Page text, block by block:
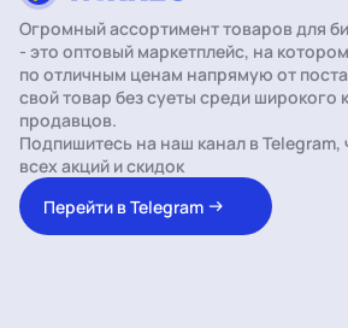
Огромный ассортимент товаров для
- это оптовый маркетплейс, на
по отличным ценам напрямую от
свой товар без суеты среди широкого
продавцов.
Подпишитесь на наш канал в Telegram,
всех акций и скидок
Перейти в Telegram